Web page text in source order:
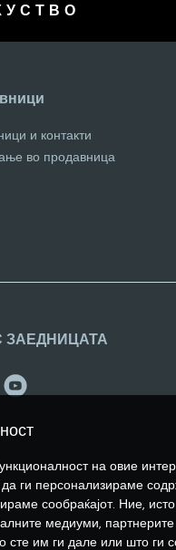
и контакти
во продавница
ЗАЕДНИЦАТА
на овие
ги персонализираме
сообраќајот. Ние,
медиуми,
им ги дале или што ги